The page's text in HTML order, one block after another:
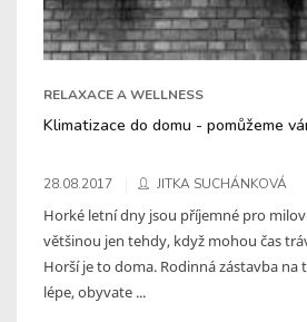
RELAXACE A WELLNESS
Klimatizace do domu - pomůžeme
28.08.2017 JITKA SUCHÁNKOVÁ
Horké letní dny jsou příjemné pro
většinou jen tehdy, když mohou čas
Horší je to doma. Rodinná zástavba na
lépe, obyvate ...